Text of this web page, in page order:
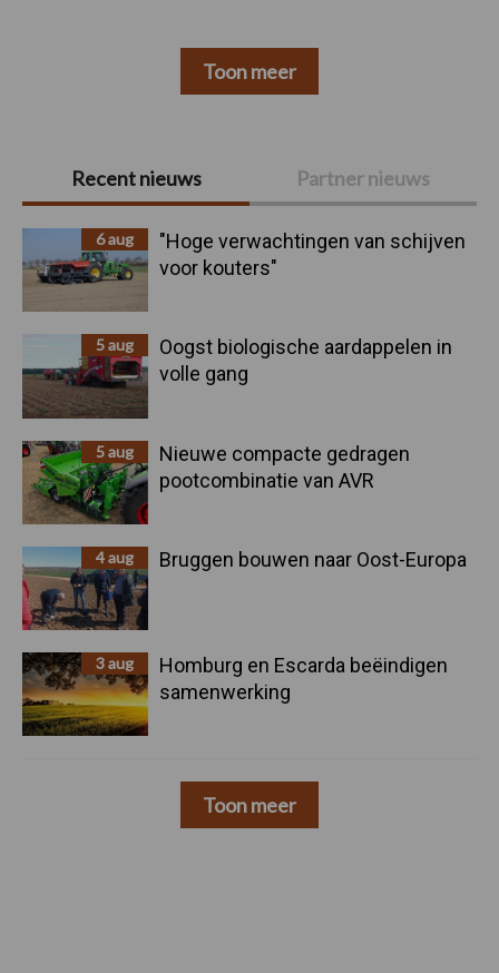
Primaire
Sidebar
Recent nieuws Partner nieuws
6 aug
"Hoge verwachtingen van schijven
voor kouters"
5 aug
Oogst biologische aardappelen in
volle gang
5 aug
Nieuwe compacte gedragen
pootcombinatie van AVR
4 aug Bruggen bouwen naar Oost-Europa
3 aug
Homburg en Escarda beëindigen
samenwerking
Toon meer
Toon meer